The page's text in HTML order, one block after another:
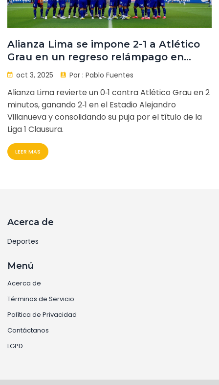
Alianza Lima se impone 2-1 a Atlético
Grau en un regreso relámpago en
Matute
oct 3, 2025 Por : Pablo Fuentes
Alianza Lima revierte un 0‑1 contra Atlético Grau en 2
minutos, ganando 2‑1 en el Estadio Alejandro
Villanueva y consolidando su puja por el título de la
Liga 1 Clausura.
LEER MAS
Acerca de
Deportes
Menú
Acerca de
Términos de Servicio
Política de Privacidad
Contáctanos
LGPD